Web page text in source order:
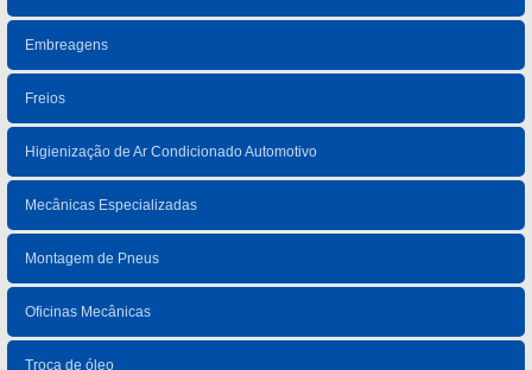
Embreagens
Freios
Higienização de Ar Condicionado Automotivo
Mecânicas Especializadas
Montagem de Pneus
Oficinas Mecânicas
Troca de óleo